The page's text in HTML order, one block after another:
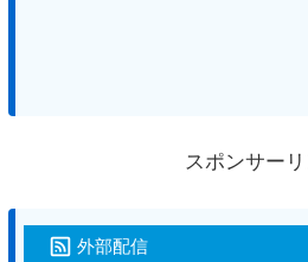
スポンサーリ
外部配信